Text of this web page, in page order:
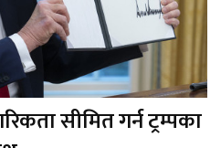
सीमित गर्न ट्रम्पका